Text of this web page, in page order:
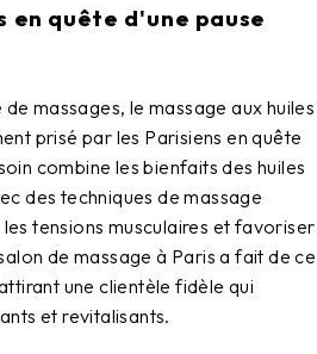
en quête d'une pause
massages, le massage aux huiles
prisé par les Parisiens en quête
combine les bienfaits des huiles
des techniques de massage
tensions musculaires et favoriser
de massage à Paris a fait de ce
une clientèle fidèle qui
et revitalisants.